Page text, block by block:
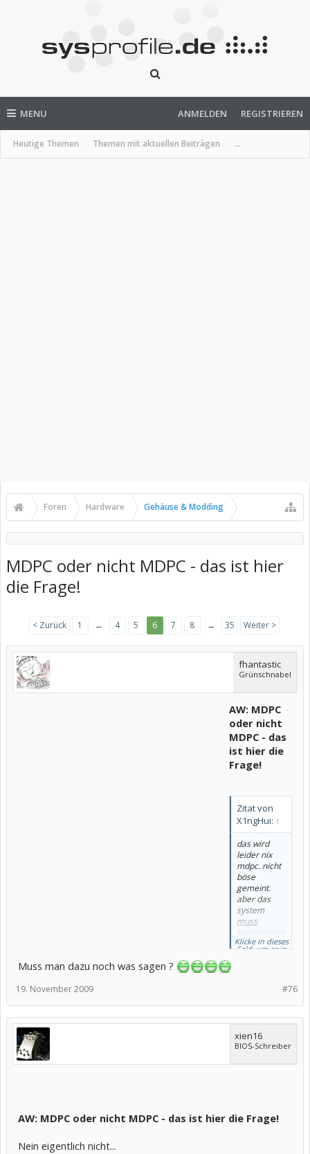
MENU
Heutige Themen Themen mit aktuellen Beiträgen ...
ANMELDEN REGISTRIEREN
Foren Hardware Gehäuse & Modding
MDPC oder nicht MDPC - das ist hier
die Frage!
< Zurück 1 ← 4 5 6 7 8 → 35 Weiter >
fhantastic
Grünschnabel
AW: MDPC
oder nicht
MDPC - das
ist hier die
Frage!
Zitat von
X1ngHui: ↑
das wird
leider nix
mdpc. nicht
böse
gemeint.
aber das
system
muss
kompromiss
los sein um
photoshopp
ed, dann ist
das ein
"fake" und
nix auf mdpc
Klicke in dieses
Feld, um es in
Muss man dazu noch was sagen ?
#76
19. November 2009
xien16
BIOS-Schreiber
AW: MDPC oder nicht MDPC - das ist hier die Frage!
Nein eigentlich nicht...